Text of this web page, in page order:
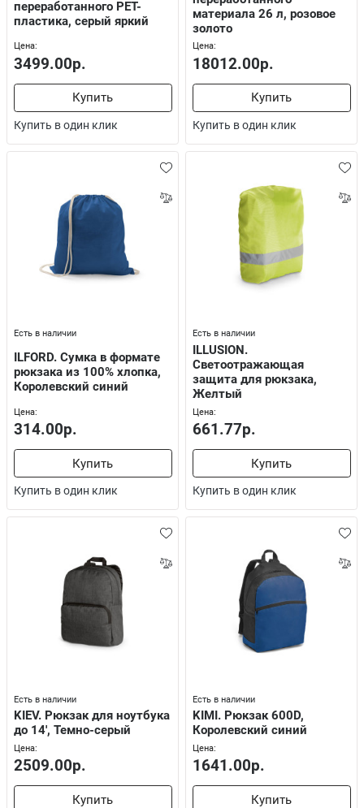
переработанного РЕТ-
пластика, серый яркий
Цена:
3499.00р.
Купить
Купить в один клик
материала 26 л, розовое
золото
Цена:
18012.00р.
Купить
Купить в один клик
Есть в наличии
ILFORD. Сумка в формате
рюкзака из 100% хлопка,
Королевский синий
Цена:
314.00р.
Купить
Купить в один клик
Есть в наличии
ILLUSION.
Светоотражающая
защита для рюкзака,
Желтый
Цена:
661.77р.
Купить
Купить в один клик
Есть в наличии
KIEV. Рюкзак для ноутбука
до 14', Темно-серый
Цена:
2509.00р.
Купить
Есть в наличии
KIMI. Рюкзак 600D,
Королевский синий
Цена:
1641.00р.
Купить